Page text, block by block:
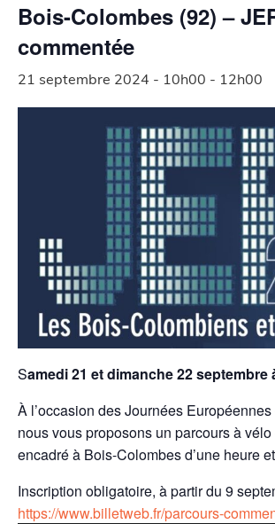
Bois-Colombes (92) –
commentée
21 septembre 2024 - 10h00 - 12h00
Samedi 21 et dimanche 22 septembre
À l’occasion des Journées
nous vous proposons un parcours à
encadré à Bois-Colombes d’une heure
Inscription obligatoire, à partir du 9
https://www.billetweb.fr/parcours-